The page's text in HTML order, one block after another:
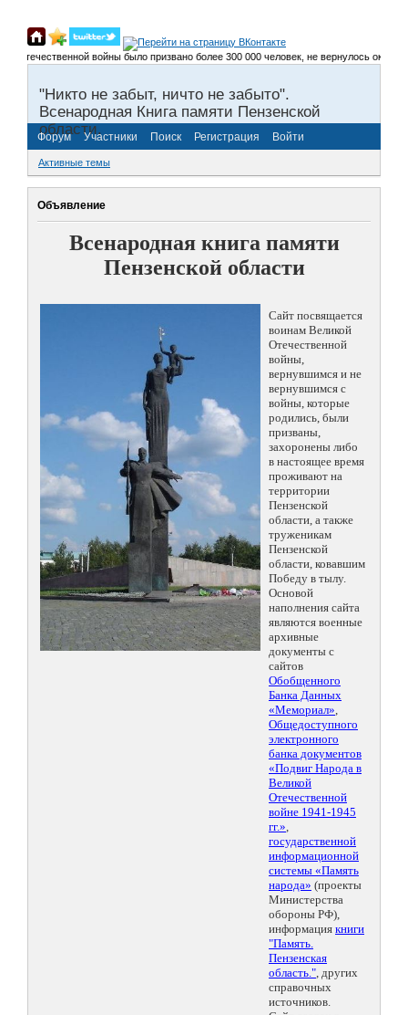
Отечественной войны было призвано более 300 000 человек, не вернулось около
"Никто не забыт, ничто не забыто".
Всенародная Книга памяти Пензенской
области.
Форум Участники Поиск Регистрация Войти
Активные темы
Объявление
Всенародная книга памяти
Пензенской области
Сайт посвящается
воинам Великой
Отечественной
войны,
вернувшимся и не
вернувшимся с
войны, которые
родились, были
призваны,
захоронены либо
в настоящее время
проживают на
территории
Пензенской
области, а также
труженикам
Пензенской
области, ковавшим
Победу в тылу.
Основой
наполнения сайта
являются военные
архивные
документы с
сайтов
Обобщенного
Банка Данных
«Мемориал»,
Общедоступного
электронного
банка документов
«Подвиг Народа в
Великой
Отечественной
войне 1941-1945
гг.»,
государственной
информационной
системы «Память
народа» (проекты
Министерства
обороны РФ),
информация книги
"Память.
Пензенская
область.", других
справочных
источников.